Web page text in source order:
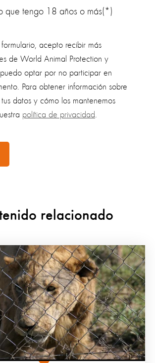
que tengo 18 años o más(*)
acepto recibir más
de World Animal Protection y
optar por no participar en
Para obtener información sobre
datos y cómo los mantenemos
política de privacidad.
relacionado